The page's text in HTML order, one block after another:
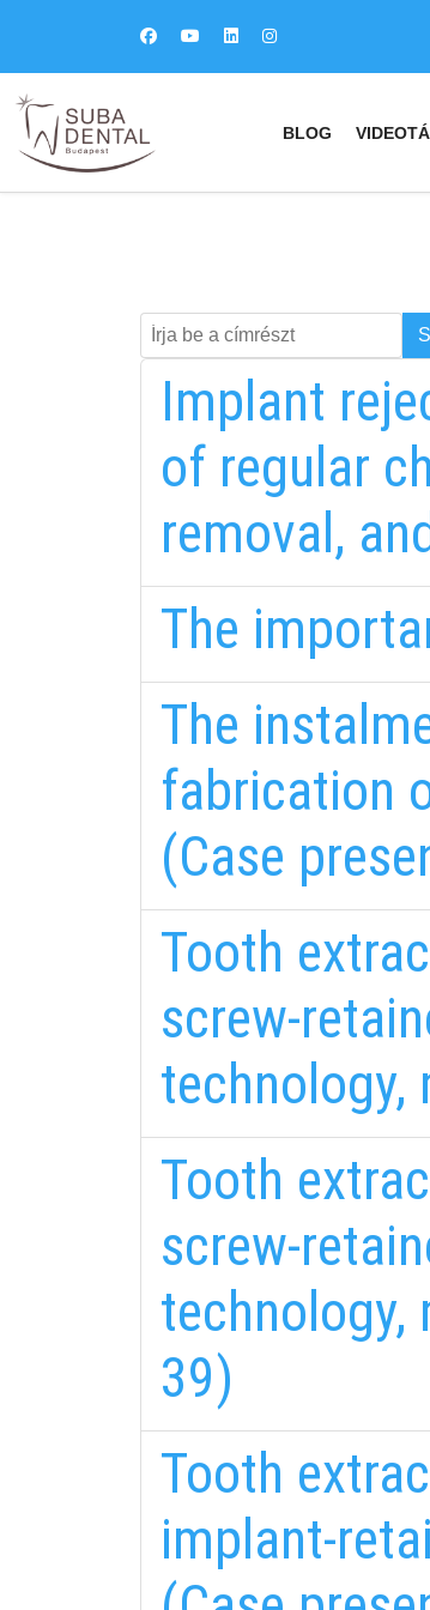
BLOG
Írja be a címrészt
Keresés
Implant
of regular
removal,
The
The
fabrication
(Case
Tooth
screw-
technology,
Tooth
screw-
technology,
39)
Tooth
implant-
ITT TALÁL MEG